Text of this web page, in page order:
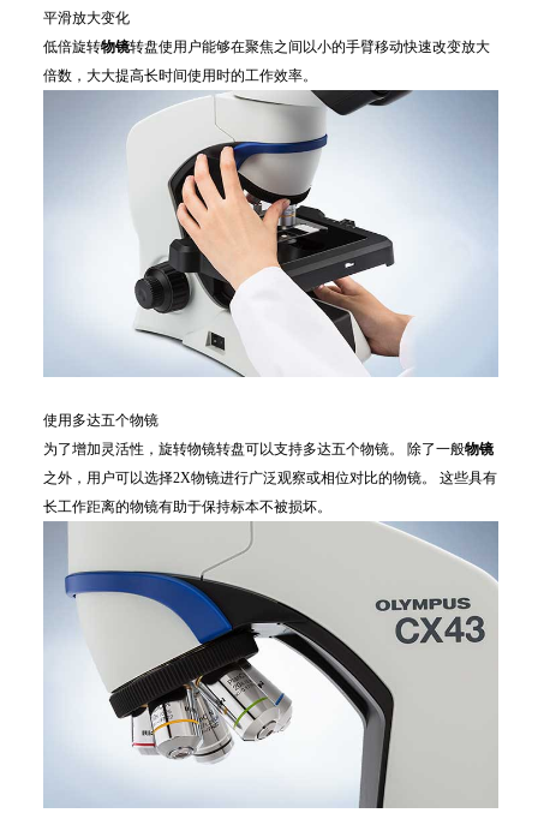
平滑放大变化
低倍旋转物镜转盘使用户能够在聚焦之间以小的手臂移动快速改变放大
倍数，大大提高长时间使用时的工作效率。
使用多达五个物镜
为了增加灵活性，旋转物镜转盘可以支持多达五个物镜。 除了一般物镜
之外，用户可以选择2X物镜进行广泛观察或相位对比的物镜。 这些具有
长工作距离的物镜有助于保持标本不被损坏。